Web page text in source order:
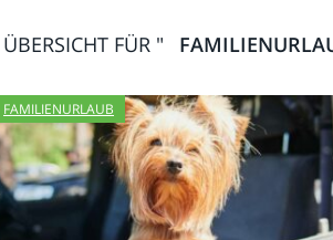
ÜBERSICHT FÜR "
FAMILIENURLAUB